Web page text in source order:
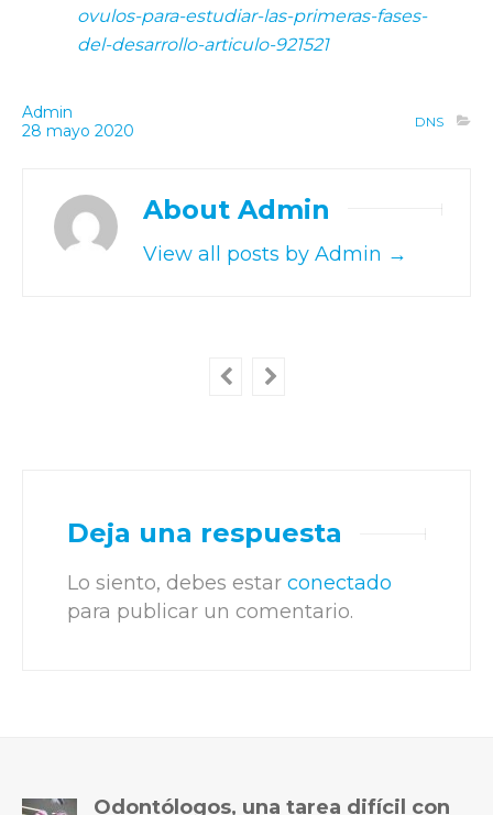
ovulos-para-estudiar-las-primeras-fases-
del-desarrollo-articulo-921521
Admin
28 mayo 2020 DNS
About Admin
View all posts by Admin →
Deja una respuesta
Lo siento, debes estar conectado
para publicar un comentario.
Odontólogos, una tarea difícil con